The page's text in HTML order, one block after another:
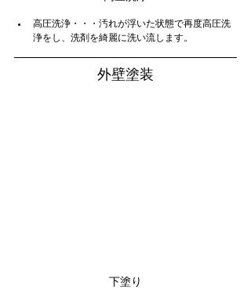
高圧洗浄・・・汚れが浮いた状態で再度高圧洗
浄をし、洗剤を綺麗に洗い流します。
外壁塗装
下塗り